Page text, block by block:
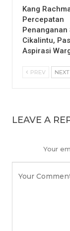
Kang
Percepatan
Penanganan
Cikalintu,
Aspirasi
PREV NEXT
LEAVE A
Your